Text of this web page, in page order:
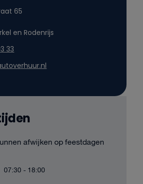
65
en Rodenrijs
33
afwijken op feestdagen
07:30 - 18:00